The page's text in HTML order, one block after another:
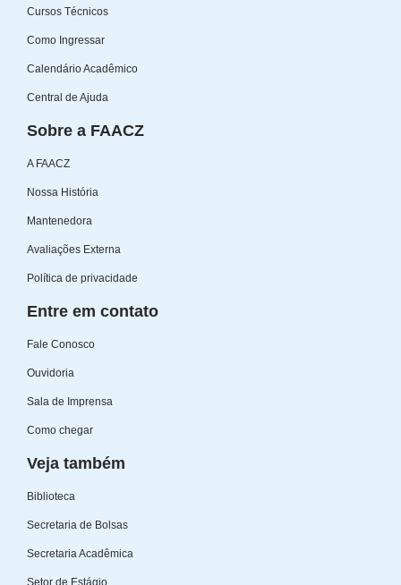
Cursos Técnicos
Como Ingressar
Calendário Acadêmico
Central de Ajuda
Sobre a FAACZ
A FAACZ
Nossa História
Mantenedora
Avaliações Externa
Política de privacidade
Entre em contato
Fale Conosco
Ouvidoria
Sala de Imprensa
Como chegar
Veja também
Biblioteca
Secretaria de Bolsas
Secretaria Acadêmica